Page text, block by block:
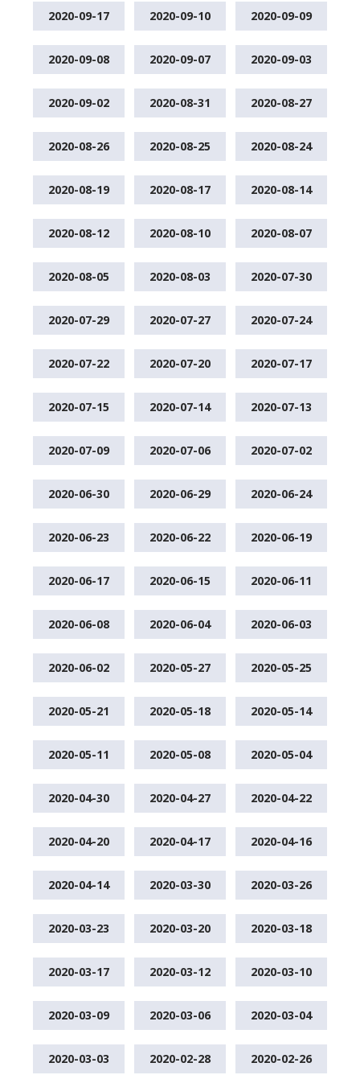
2020-09-17 2020-09-10 2020-09-09
2020-09-08 2020-09-07 2020-09-03
2020-09-02 2020-08-31 2020-08-27
2020-08-26 2020-08-25 2020-08-24
2020-08-19 2020-08-17 2020-08-14
2020-08-12 2020-08-10 2020-08-07
2020-08-05 2020-08-03 2020-07-30
2020-07-29 2020-07-27 2020-07-24
2020-07-22 2020-07-20 2020-07-17
2020-07-15 2020-07-14 2020-07-13
2020-07-09 2020-07-06 2020-07-02
2020-06-30 2020-06-29 2020-06-24
2020-06-23 2020-06-22 2020-06-19
2020-06-17 2020-06-15 2020-06-11
2020-06-08 2020-06-04 2020-06-03
2020-06-02 2020-05-27 2020-05-25
2020-05-21 2020-05-18 2020-05-14
2020-05-11 2020-05-08 2020-05-04
2020-04-30 2020-04-27 2020-04-22
2020-04-20 2020-04-17 2020-04-16
2020-04-14 2020-03-30 2020-03-26
2020-03-23 2020-03-20 2020-03-18
2020-03-17 2020-03-12 2020-03-10
2020-03-09 2020-03-06 2020-03-04
2020-03-03 2020-02-28 2020-02-26